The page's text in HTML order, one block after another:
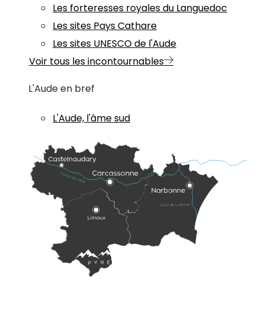
Les forteresses royales du Languedoc
Les sites Pays Cathare
Les sites UNESCO de l'Aude
Voir tous les incontournables
L'Aude en bref
L'Aude, l'âme sud